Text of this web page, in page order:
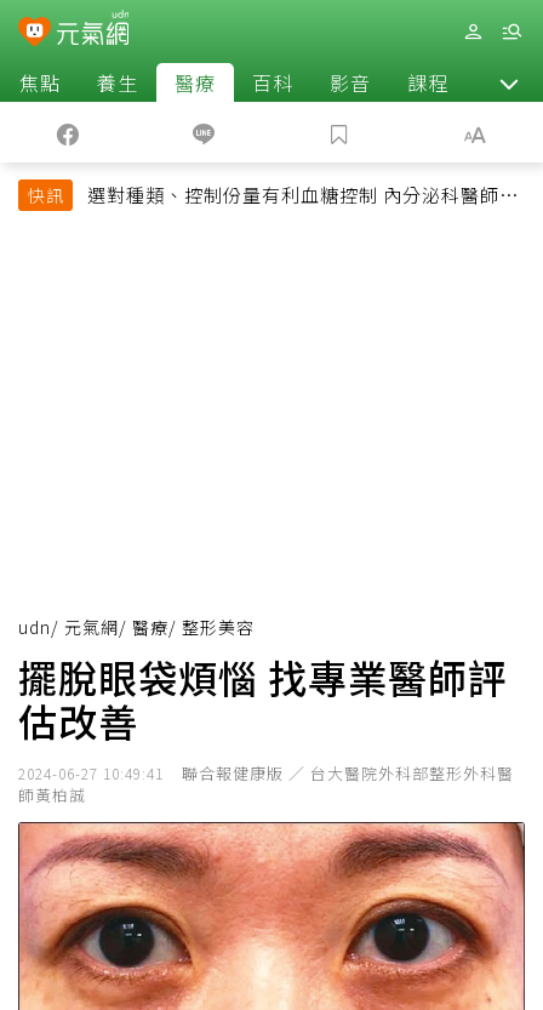
焦點 養生 醫療 百科 影音 課程 退休
快訊
選對種類、控制份量有利血糖控制 內分泌科醫師最
udn/ 元氣網/ 醫療/ 整形美容
擺脫眼袋煩惱 找專業醫師評
估改善
2024-06-27 10:49:41
聯合報健康版 ／ 台大醫院外科部整形外科醫
師黃柏誠